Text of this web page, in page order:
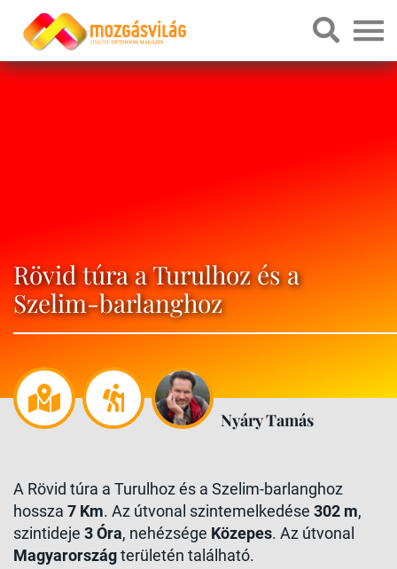
Rövid túra a Turulhoz és a
Szelim-barlanghoz
Nyáry Tamás
A Rövid túra a Turulhoz és a Szelim-barlanghoz
hossza 7 Km. Az útvonal szintemelkedése 302 m,
szintideje 3 Óra, nehézsége Közepes. Az útvonal
Magyarországterületén található.